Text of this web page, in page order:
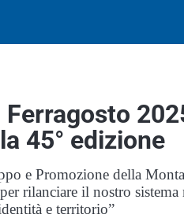
45° edizione
e Promozione della
rilanciare il nostro
e territorio”